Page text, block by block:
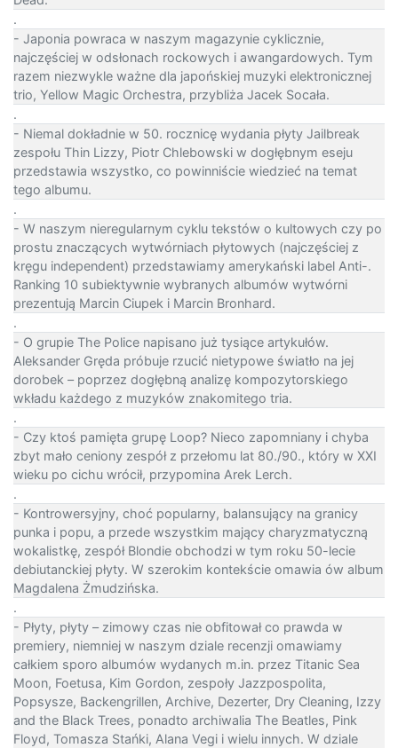
.
- Japonia powraca w naszym magazynie cyklicznie,
najczęściej w odsłonach rockowych i awangardowych. Tym
razem niezwykle ważne dla japońskiej muzyki elektronicznej
trio, Yellow Magic Orchestra, przybliża Jacek Socała.
.
- Niemal dokładnie w 50. rocznicę wydania płyty Jailbreak
zespołu Thin Lizzy, Piotr Chlebowski w dogłębnym eseju
przedstawia wszystko, co powinniście wiedzieć na temat
tego albumu.
.
- W naszym nieregularnym cyklu tekstów o kultowych czy po
prostu znaczących wytwórniach płytowych (najczęściej z
kręgu independent) przedstawiamy amerykański label Anti-.
Ranking 10 subiektywnie wybranych albumów wytwórni
prezentują Marcin Ciupek i Marcin Bronhard.
.
- O grupie The Police napisano już tysiące artykułów.
Aleksander Gręda próbuje rzucić nietypowe światło na jej
dorobek – poprzez dogłębną analizę kompozytorskiego
wkładu każdego z muzyków znakomitego tria.
.
- Czy ktoś pamięta grupę Loop? Nieco zapomniany i chyba
zbyt mało ceniony zespół z przełomu lat 80./90., który w XXI
wieku po cichu wrócił, przypomina Arek Lerch.
.
- Kontrowersyjny, choć popularny, balansujący na granicy
punka i popu, a przede wszystkim mający charyzmatyczną
wokalistkę, zespół Blondie obchodzi w tym roku 50-lecie
debiutanckiej płyty. W szerokim kontekście omawia ów album
Magdalena Żmudzińska.
.
- Płyty, płyty – zimowy czas nie obfitował co prawda w
premiery, niemniej w naszym dziale recenzji omawiamy
całkiem sporo albumów wydanych m.in. przez Titanic Sea
Moon, Foetusa, Kim Gordon, zespoły Jazzpospolita,
Popsysze, Backengrillen, Archive, Dezerter, Dry Cleaning, Izzy
and the Black Trees, ponadto archiwalia The Beatles, Pink
Floyd, Tomasza Stańki, Alana Vegi i wielu innych. W dziale